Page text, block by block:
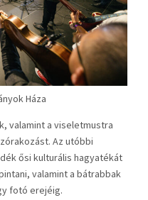
Háza
valamint a viseletmustra
Az utóbbi
ősi kulturális hagyatékát
valamint a bátrabbak
fotó erejéig.